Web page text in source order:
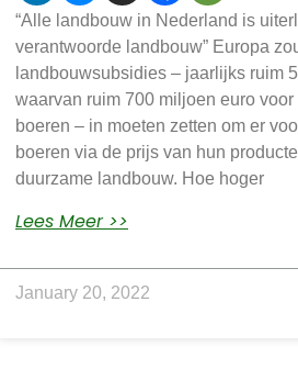
“Alle landbouw in Nederland is
verantwoorde landbouw” Europa
landbouwsubsidies – jaarlijks ruim
waarvan ruim 700 miljoen euro
boeren – in moeten zetten om er
boeren via de prijs van hun
duurzame landbouw. Hoe hoger
Lees Meer >>
January 20, 2022